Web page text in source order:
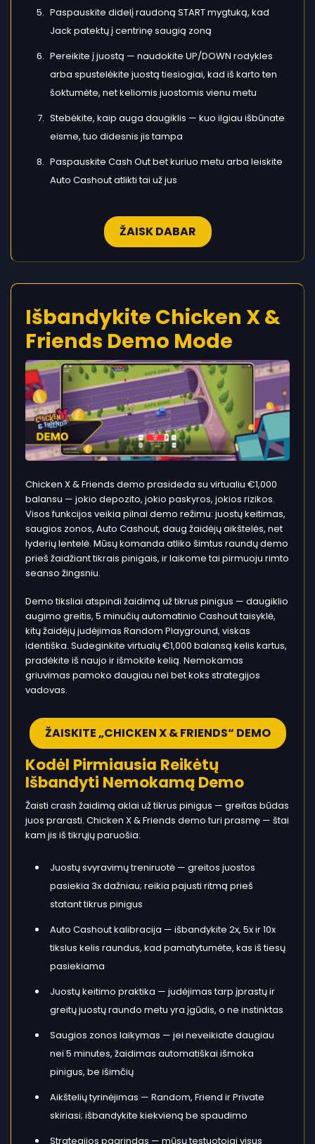
Paspauskite didelį raudoną START mygtuką, kad
Jack patektų į centrinę saugią zoną
Pereikite į juostą — naudokite UP/DOWN rodykles
arba spustelėkite juostą tiesiogiai, kad iš karto ten
šoktumėte, net keliomis juostomis vienu metu
Stebėkite, kaip auga daugiklis — kuo ilgiau išbūnate
eisme, tuo didesnis jis tampa
Paspauskite Cash Out bet kuriuo metu arba leiskite
Auto Cashout atlikti tai už jus
ŽAISK DABAR
Išbandykite Chicken X &
Friends Demo Mode
Chicken X & Friends demo prasideda su virtualiu €1,000
balansu — jokio depozito, jokio paskyros, jokios rizikos.
Visos funkcijos veikia pilnai demo režimu: juostų keitimas,
saugios zonos, Auto Cashout, daug žaidėjų aikštelės, net
lyderių lentelė. Mūsų komanda atliko šimtus raundų demo
prieš žaidžiant tikrais pinigais, ir laikome tai pirmuoju rimto
seanso žingsniu.
Demo tiksliai atspindi žaidimą už tikrus pinigus — daugiklio
augimo greitis, 5 minučių automatinio Cashout taisyklė,
kitų žaidėjų judėjimas Random Playground, viskas
identiška. Sudeginkite virtualų €1,000 balansą kelis kartus,
pradėkite iš naujo ir išmokite kelią. Nemokamas
griuvimas pamoko daugiau nei bet koks strategijos
vadovas.
ŽAISKITE „CHICKEN X & FRIENDS“ DEMO
Kodėl Pirmiausia Reikėtų
Išbandyti Nemokamą Demo
Žaisti crash žaidimą aklai už tikrus pinigus — greitas būdas
juos prarasti. Chicken X & Friends demo turi prasmę — štai
kam jis iš tikrųjų paruošia:
Juostų svyravimų treniruotė — greitos juostos
pasiekia 3x dažniau; reikia pajusti ritmą prieš
statant tikrus pinigus
Auto Cashout kalibracija — išbandykite 2x, 5x ir 10x
tikslus kelis raundus, kad pamatytumėte, kas iš tiesų
pasiekiama
Juostų keitimo praktika — judėjimas tarp įprastų ir
greitų juostų raundo metu yra įgūdis, o ne instinktas
Saugios zonos laikymas — jei neveikiate daugiau
nei 5 minutes, žaidimas automatiškai išmoka
pinigus, be išimčių
Aikštelių tyrinėjimas — Random, Friend ir Private
skiriasi; išbandykite kiekvieną be spaudimo
Strategijos pagrindas — mūsų testuotojai visus